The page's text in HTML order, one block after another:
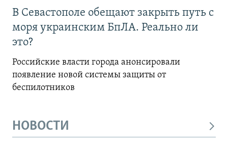
В Севастополе обещают закрыть путь с
моря украинским БпЛА. Реально ли
это?
Российские власти города анонсировали
появление новой системы защиты от
беспилотников
НОВОСТИ